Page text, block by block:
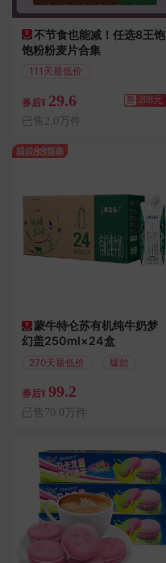
不节食也能减！任选8王饱
饱粉粉麦片合集
111天最低价
券后¥ 29.6 券 208元
已售2.0万件
蒙牛特仑苏有机纯牛奶梦
幻盖250ml×24盒
270天最低价 爆款
券后¥ 99.2
已售70.0万件